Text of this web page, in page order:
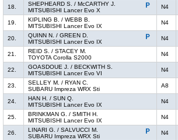
18.
SHEPHEARD S. / McCARTHY J.
MITSUBISHI Lancer Evo X
N4
19.
KIPLING B. / WEBB B.
MITSUBISHI Lancer Evo IX
N4
20.
QUINN N. / GREEN D.
MITSUBISHI Lancer Evo IX
N4
21.
REID S. / STACEY M.
TOYOTA Corolla S2000
N4
22.
GOASDOUE J. / BECKWITH S.
MITSUBISHI Lancer Evo VI
N4
23.
SELLEY M. / RYAN C.
SUBARU Impreza WRX Sti
A8
24.
HAN H. / SUN Q.
MITSUBISHI Lancer Evo IX
N4
25.
BRINKMAN G. / SMITH H.
MITSUBISHI Lancer Evo IX
N4
26.
LINARI G. / SALVUCCI M.
SUBARU Impreza WRX Sti
N4